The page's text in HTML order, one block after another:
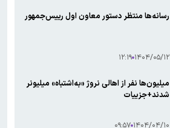
رسانه‌ها منتظر دستور معاون اول رییس‌جمهور
۱۴۰۴/۰۵/۱۲ ۱۲:۱۹
میلیون‌ها نفر از اهالی نروژ «به‌اشتباه» میلیونر
شدند+جزییات
۱۴۰۴/۰۴/۱۰ ۰۹:۵۷